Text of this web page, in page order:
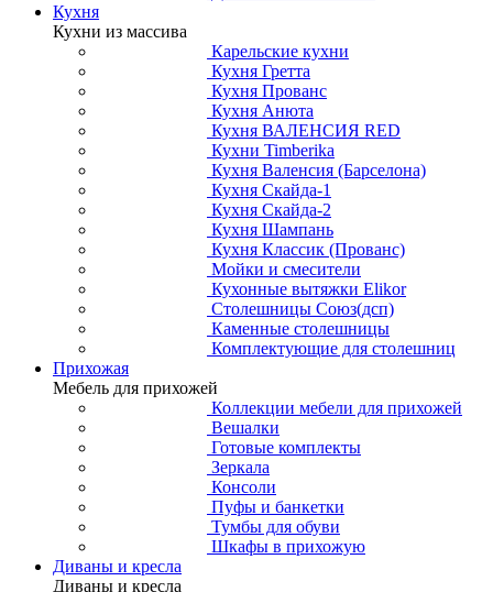
Детская Тимберика Кидс
Детская Айно NEW
Детская Грета NEW
Детская Бетти
Детская Рандеву
Детская Ольса-С
Детская Бейли
Детская Рауна
Детская Бридж
Детская Кымор
Детская Авиньон
Детская Ари-Прованс
Детская Дания NEW
Детская Пенни
Мебель для детской Скандия
Детская Хельсинки
Детская Классик
Детская Сиело
Детская Лебо
Детская Брамминг
Детская Айно
Детская Дания
Детская Тимберс кидс